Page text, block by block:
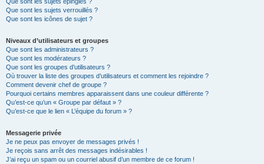
Que sont les sujets verrouillés ?
Que sont les icônes de sujet ?
Niveaux d’utilisateurs et groupes
Que sont les administrateurs ?
Que sont les modérateurs ?
Que sont les groupes d’utilisateurs ?
Où trouver la liste des groupes d’utilisateurs et comment les rejoindre ?
Comment devenir chef de groupe ?
Pourquoi certains membres apparaissent dans une couleur différente ?
Qu’est-ce qu’un « Groupe par défaut » ?
Qu’est-ce que le lien « L’équipe du forum » ?
Messagerie privée
Je ne peux pas envoyer de messages privés !
Je reçois sans arrêt des messages indésirables !
J’ai reçu un spam ou un courriel abusif d’un membre de ce forum !